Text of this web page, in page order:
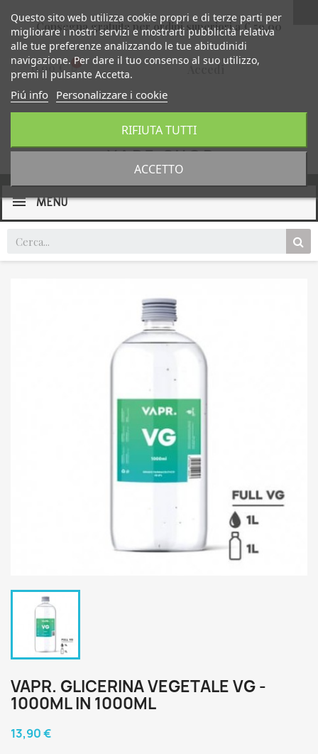
Consegna gratuita per ordini superiori a € 59,00
0,00 €
MENU
VAPR. GLICERINA VEGETALE VG -
1000ML IN 1000ML
13,90 €
Questo sito web utilizza cookie propri e di terze parti per
migliorare i nostri servizi e mostrarti pubblicità relativa
alle tue preferenze analizzando le tue abitudinidi
navigazione. Per dare il tuo consenso al suo utilizzo,
premi il pulsante Accetta.
Piú info Personalizzare i cookie
RIFIUTA TUTTI
ACCETTO